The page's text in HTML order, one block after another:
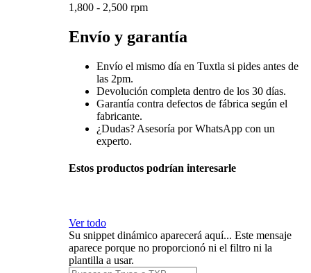
1,800 - 2,500 rpm
Envío y garantía
Envío el mismo día en Tuxtla si pides antes de
las 2pm.
Devolución completa dentro de los 30 días.
Garantía contra defectos de fábrica según el
fabricante.
¿Dudas? Asesoría por WhatsApp con un
experto.
Estos productos podrían interesarle
Ver todo
Su snippet dinámico aparecerá aquí... Este mensaje
aparece porque no proporcionó ni el filtro ni la
plantilla a usar.